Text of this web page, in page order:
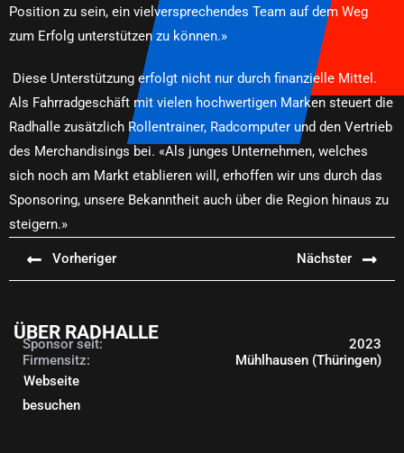
Position zu sein, ein vielversprechendes Team auf dem Weg
zum Erfolg unterstützen zu können.»
Diese Unterstützung erfolgt nicht nur durch finanzielle Mittel.
Als Fahrradgeschäft mit vielen hochwertigen Marken steuert die
Radhalle zusätzlich Rollentrainer, Radcomputer und den Vertrieb
des Merchandisings bei. «Als junges Unternehmen, welches
sich noch am Markt etablieren will, erhoffen wir uns durch das
Sponsoring, unsere Bekanntheit auch über die Region hinaus zu
steigern.»
Vorheriger Nächster
ÜBER RADHALLE
Sponsor seit:
2023
Firmensitz:
Mühlhausen (Thüringen)
Webseite
besuchen